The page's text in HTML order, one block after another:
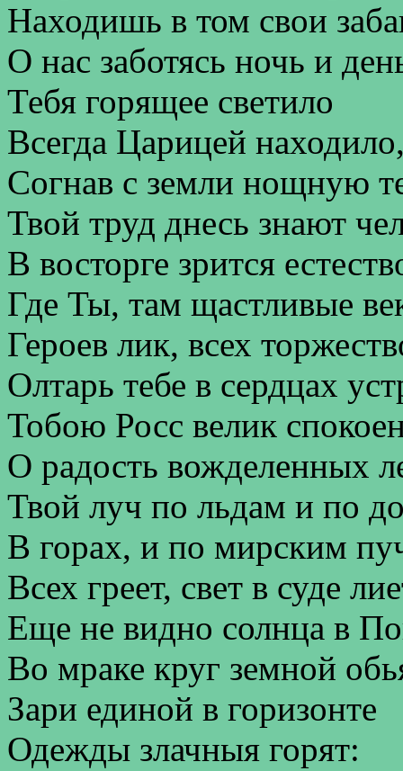
Находишь в том свои
О нас заботясь ночь и
Тебя горящее светило
Всегда Царицей
Согнав с земли нощную
Твой труд днесь знают
В восторге зрится
Где Ты, там щастливые
Героев лик, всех
Олтарь тебе в сердцах
Тобою Росс велик
О радость вожделенных
Твой луч по льдам и по
В горах, и по мирским
Всех греет, свет в суде
Еще не видно солнца в
Во мраке круг земной
Зари единой в горизонте
Одежды злачныя горят: